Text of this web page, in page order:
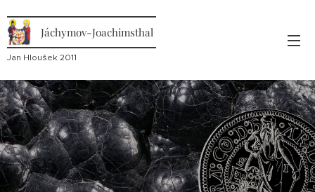
Jáchymov-Joachimsthal
Jan Hloušek 2011